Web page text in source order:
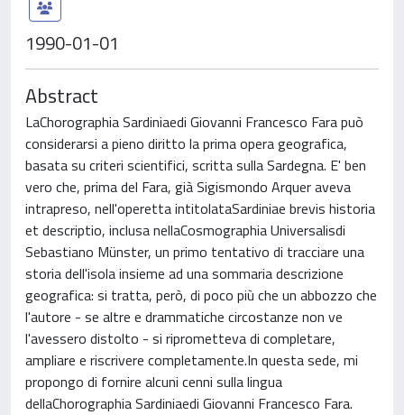
1990-01-01
Abstract
LaChorographia Sardiniaedi Giovanni Francesco Fara può
considerarsi a pieno diritto la prima opera geografica,
basata su criteri scientifici, scritta sulla Sardegna. E' ben
vero che, prima del Fara, già Sigismondo Arquer aveva
intrapreso, nell'operetta intitolataSardiniae brevis historia
et descriptio, inclusa nellaCosmographia Universalisdi
Sebastiano Münster, un primo tentativo di tracciare una
storia dell'isola insieme ad una sommaria descrizione
geografica: si tratta, però, di poco più che un abbozzo che
l'autore - se altre e drammatiche circostanze non ve
l'avessero distolto - si riprometteva di completare,
ampliare e riscrivere completamente.In questa sede, mi
propongo di fornire alcuni cenni sulla lingua
dellaChorographia Sardiniaedi Giovanni Francesco Fara.